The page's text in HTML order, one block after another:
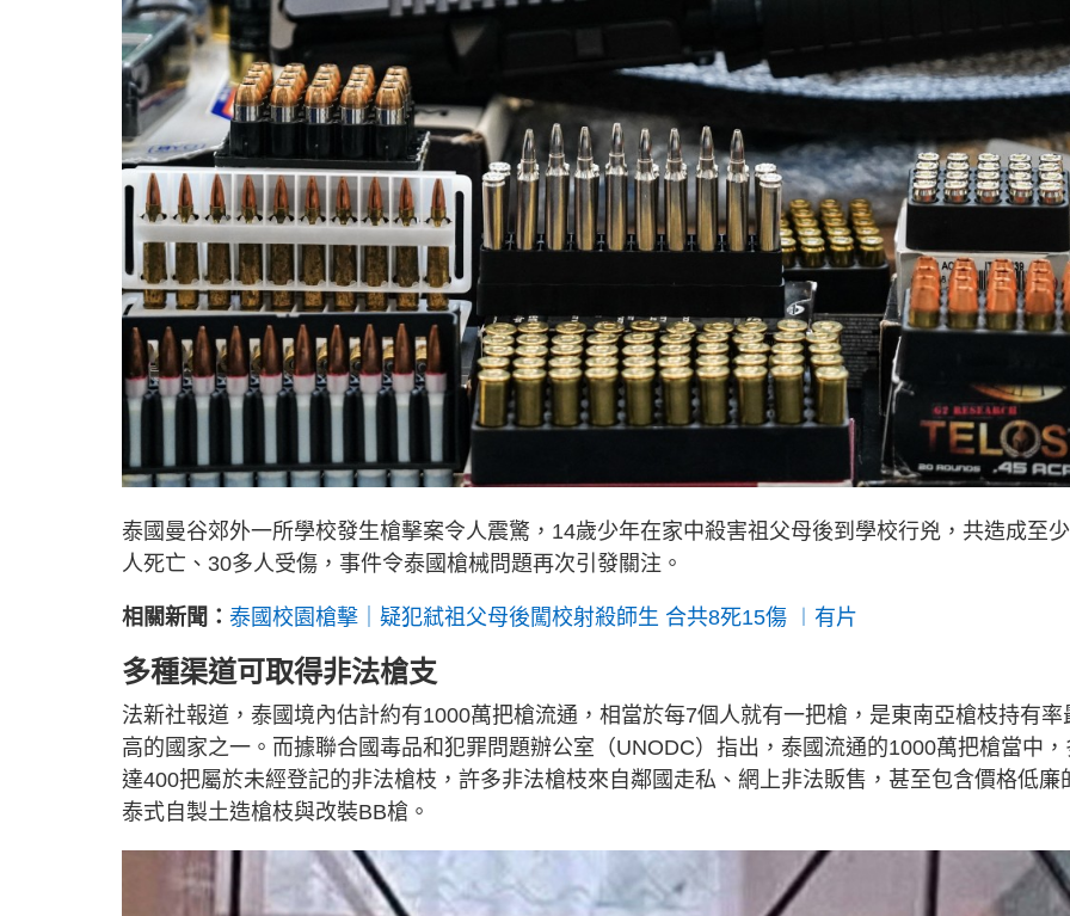
泰國曼谷郊外一所學校發生槍擊案令人震驚，14歲少年在家中殺害祖父母後到學校行兇，共造成至
人死亡、30多人受傷，事件令泰國槍械問題再次引發關注。
相關新聞： 泰國校園槍擊｜疑犯弒祖父母後闖校射殺師生 合共8死15傷 ︱有片
多種渠道可取得非法槍支
法新社報道，泰國境內估計約有1000萬把槍流通，相當於每7個人就有一把槍，是東南亞槍枝持有率
高的國家之一。而據聯合國毒品和犯罪問題辦公室（UNODC）指出，泰國流通的1000萬把槍當中，
達400把屬於未經登記的非法槍枝，許多非法槍枝來自鄰國走私、網上非法販售，甚至包含價格低廉
泰式自製土造槍枝與改裝BB槍。